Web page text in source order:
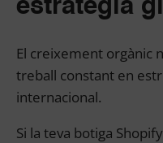
estratègia
El creixement orgànic
treball constant en
internacional.
Si la teva botiga